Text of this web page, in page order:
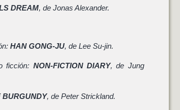
DREAM, de Jonas Alexander.
HAN GONG-JU, de Lee Su-jin.
ficción: NON-FICTION DIARY, de Jung
BURGUNDY, de Peter Strickland.